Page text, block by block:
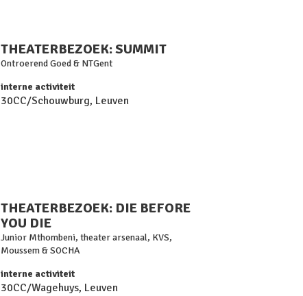
THEATERBEZOEK: SUMMIT
Ontroerend Goed & NTGent
interne activiteit
30CC/Schouwburg, Leuven
THEATERBEZOEK: DIE BEFORE
YOU DIE
Junior Mthombeni, theater arsenaal, KVS,
Moussem & SOCHA
interne activiteit
30CC/Wagehuys, Leuven